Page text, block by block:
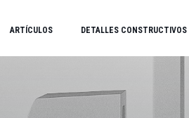
ARTÍCULOS DETALLES CONSTRUCTIVOS